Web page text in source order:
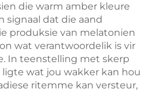
die warm amber kleure
signaal dat die aand
produksie van melatonien
wat verantwoordelik is vir
In teenstelling met skerp
wat jou wakker kan hou
ritemme kan versteur,